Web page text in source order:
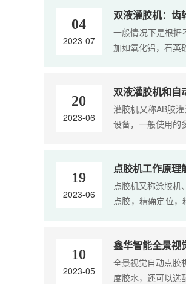
04
2023-07
双液灌胶机：齿
一般情况下是根据
加如氧化铝，石英
20
2023-06
双液灌胶机和自
灌胶机又称AB胶
设备，一般使用的
19
2023-06
点胶机工作原理
点胶机又称涂胶机
点胶，精确定位
10
2023-05
鑫华智能全景视
全景视觉自动点胶
度胶水，还可以选